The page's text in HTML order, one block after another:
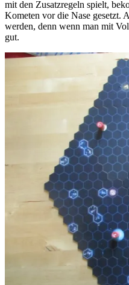
mit den Zusatzregeln spielt,
Kometen vor die Nase gesetzt.
werden, denn wenn man mit
gut.